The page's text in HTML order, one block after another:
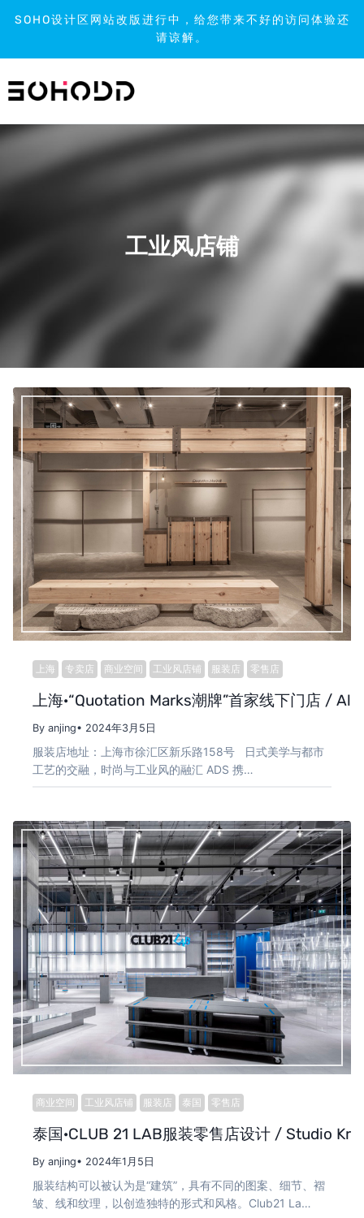
SOHO设计区网站改版进行中，给您带来不好的访问体验还
请谅解。
到
容
工业风店铺
上海 专卖店 商业空间 工业风店铺 服装店 零售店
上海·“Quotation Marks潮牌”首家线下门店 /
By anjing• 2024年3月5日
服装店地址：上海市徐汇区新乐路158号 日式美学与都市
工艺的交融，时尚与工业风的融汇 ADS 携…
商业空间 工业风店铺 服装店 泰国 零售店
泰国·CLUB 21 LAB服装零售店设计 / Studio
By anjing• 2024年1月5日
服装结构可以被认为是“建筑”，具有不同的图案、细节、褶
皱、线和纹理，以创造独特的形式和风格。Club21 La…